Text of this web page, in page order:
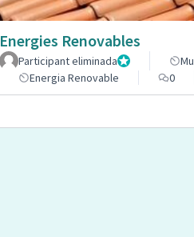
Energies Renovables
Participant eliminadaAdministrador
Energia Renovable
0